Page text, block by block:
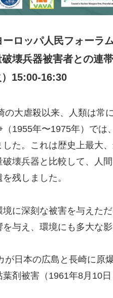
ロッパ人民フォーラ
壊兵器被害者との連
15:00-16:30
の大虐殺以来、人類は常
（1955年〜1975年）で
た。これは歴史上最大
壊兵器と比較して、人
残しました。
に深刻な被害を与えた
与え、環境にも多大な影
が日本の広島と長崎に原
剤被害（1961年8月10